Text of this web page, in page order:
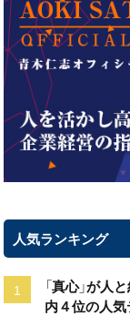
人気ランキング
「真心」が
内４位の人